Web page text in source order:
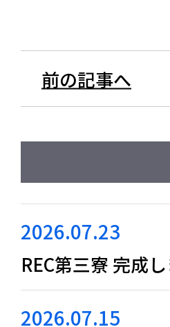
前の記事へ
2026.07.23
REC第三寮 完成し
2026.07.15